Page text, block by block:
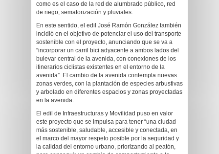
como es el caso de la red de alumbrado público, red
de riego, semaforización y pluviales.
En este sentido, el edil José Ramón González también
incidió en el objetivo de potenciar el uso del transporte
sostenible con el proyecto, anunciando que se va a
“incorporar un carril bici adyacente a ambos lados del
bulevar central de la avenida, con conexiones de los
itinerarios ciclistas existentes en el entorno de la
avenida”. El cambio de la avenida contempla nuevas
zonas verdes, con la plantación de especies arbustivas
y arbolado en diferentes espacios y zonas proyectadas
en la avenida.
El edil de Infraestructuras y Movilidad puso en valor
este proyecto que se impulsa para tener “una ciudad
más sostenible, saludable, accesible y conectada, en
el marco del mayor respeto posible por la seguridad y
la calidad del entorno urbano, priorizando al peatón,